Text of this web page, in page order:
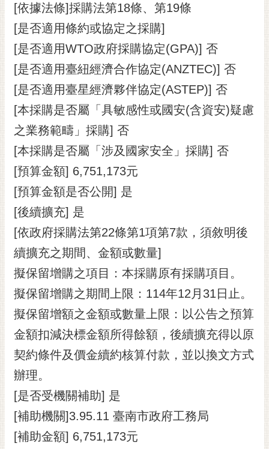
日
本
語
隱
私
權
及
安
全
政
策
網
站
資
料
開
放
宣
告
市
交
通
位
置
[依據法條]採購法第18條、第19條
[是否適用條約或協定之採購]
[是否適用WTO政府採購協定(GPA)] 否
[是否適用臺紐經濟合作協定(ANZTEC)] 否
[是否適用臺星經濟夥伴協定(ASTEP)] 否
[本採購是否屬「具敏感性或國安(含資安)疑慮
之業務範疇」採購] 否
[本採購是否屬「涉及國家安全」採購] 否
[預算金額] 6,751,173元
[預算金額是否公開] 是
[後續擴充] 是
[依政府採購法第22條第1項第7款，須敘明後
續擴充之期間、金額或數量]
擬保留增購之項目：本採購原有採購項目。
擬保留增購之期間上限：114年12月31日止。
擬保留增額之金額或數量上限：以公告之預算
金額扣減決標金額所得餘額，後續擴充得以原
契約條件及價金續約核算付款，並以換文方式
辦理。
[是否受機關補助] 是
[補助機關]3.95.11 臺南市政府工務局
[補助金額] 6,751,173元